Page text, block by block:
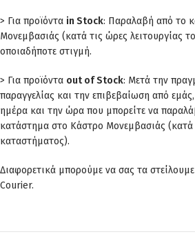
> Για προϊόντα in Stock: Παραλαβή από το
Μονεμβασιάς (κατά τις ώρες λειτουργίας
οποιαδήποτε στιγμή.
> Για προϊόντα out of Stock: Μετά την
παραγγελίας και την επιβεβαίωση από
ημέρα και την ώρα που μπορείτε να
κατάστημα στο Κάστρο Μονεμβασιάς (κατά
καταστήματος).
Διαφορετικά μπορούμε να σας τα
Courier.